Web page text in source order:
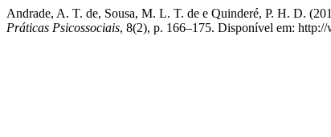
Andrade, A. T. de, Sousa, M. L. T. de e Quinderé, P. H. D.
Práticas Psicossociais, 8(2), p. 166–175. Disponível em: